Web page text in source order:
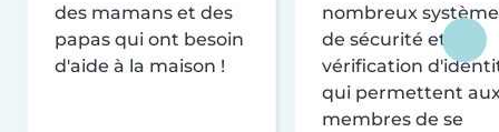
des mamans et des
papas qui ont besoin
d'aide à la maison !
nombreux
de sécurité et de
vérification
qui permettent
membres de se